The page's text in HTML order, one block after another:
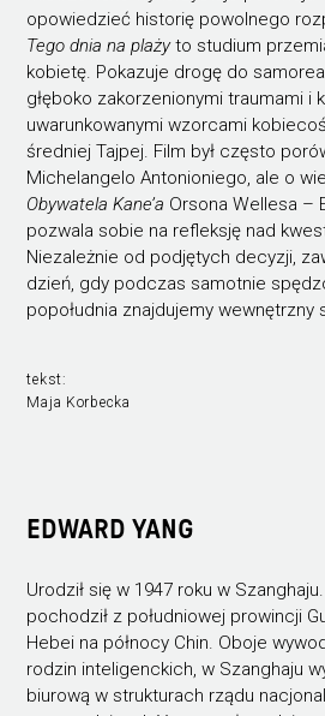
opowiedzieć historię powolnego
Tego dnia na plażyto studium
kobietę. Pokazuje drogę do
głęboko zakorzenionymi traumami i
uwarunkowanymi wzorcami
średniej Tajpej. Film był często
Michelangelo Antonioniego, ale o
Obywatela Kane’a Orsona Wellesa –
pozwala sobie na refleksję nad
Niezależnie od podjętych decyzji,
dzień, gdy podczas samotnie
popołudnia znajdujemy wewnętrzny
tekst:
Maja Korbecka
EDWARD YANG
Urodził się w 1947 roku w
pochodził z południowej prowincji
Hebei na północy Chin. Oboje
rodzin inteligenckich, w Szanghaju
biurową w strukturach rządu